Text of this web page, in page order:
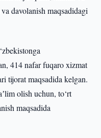
davolanish maqsadidagi
414 nafar fuqaro xizmat
tijorat maqsadida kelgan.
olish uchun, to‘rt
maqsadida